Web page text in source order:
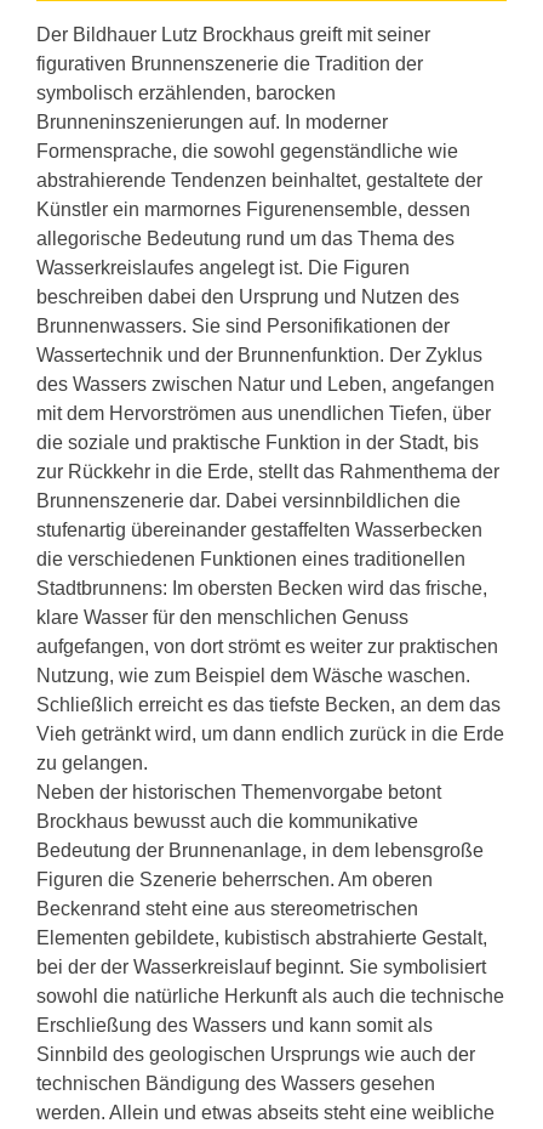
Der Bildhauer Lutz Brockhaus greift mit seiner
figurativen Brunnenszenerie die Tradition der
symbolisch erzählenden, barocken
Brunneninszenierungen auf. In moderner
Formensprache, die sowohl gegenständliche wie
abstrahierende Tendenzen beinhaltet, gestaltete der
Künstler ein marmornes Figurenensemble, dessen
allegorische Bedeutung rund um das Thema des
Wasserkreislaufes angelegt ist. Die Figuren
beschreiben dabei den Ursprung und Nutzen des
Brunnenwassers. Sie sind Personifikationen der
Wassertechnik und der Brunnenfunktion. Der Zyklus
des Wassers zwischen Natur und Leben, angefangen
mit dem Hervorströmen aus unendlichen Tiefen, über
die soziale und praktische Funktion in der Stadt, bis
zur Rückkehr in die Erde, stellt das Rahmenthema der
Brunnenszenerie dar. Dabei versinnbildlichen die
stufenartig übereinander gestaffelten Wasserbecken
die verschiedenen Funktionen eines traditionellen
Stadtbrunnens: Im obersten Becken wird das frische,
klare Wasser für den menschlichen Genuss
aufgefangen, von dort strömt es weiter zur praktischen
Nutzung, wie zum Beispiel dem Wäsche waschen.
Schließlich erreicht es das tiefste Becken, an dem das
Vieh getränkt wird, um dann endlich zurück in die Erde
zu gelangen.
Neben der historischen Themenvorgabe betont
Brockhaus bewusst auch die kommunikative
Bedeutung der Brunnenanlage, in dem lebensgroße
Figuren die Szenerie beherrschen. Am oberen
Beckenrand steht eine aus stereometrischen
Elementen gebildete, kubistisch abstrahierte Gestalt,
bei der der Wasserkreislauf beginnt. Sie symbolisiert
sowohl die natürliche Herkunft als auch die technische
Erschließung des Wassers und kann somit als
Sinnbild des geologischen Ursprungs wie auch der
technischen Bändigung des Wassers gesehen
werden. Allein und etwas abseits steht eine weibliche